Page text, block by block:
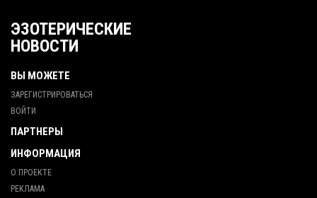
ЭЗОТЕРИЧЕСКИЕ
НОВОСТИ
ВЫ МОЖЕТЕ
ЗАРЕГИСТРИРОВАТЬСЯ
ВОЙТИ
ПАРТНЕРЫ
ИНФОРМАЦИЯ
О ПРОЕКТЕ
РЕКЛАМА